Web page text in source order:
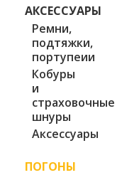
АКСЕССУАРЫ
Ремни,
подтяжки,
портупеии
Кобуры
и
страховочные
шнуры
Аксессуары
ПОГОНЫ